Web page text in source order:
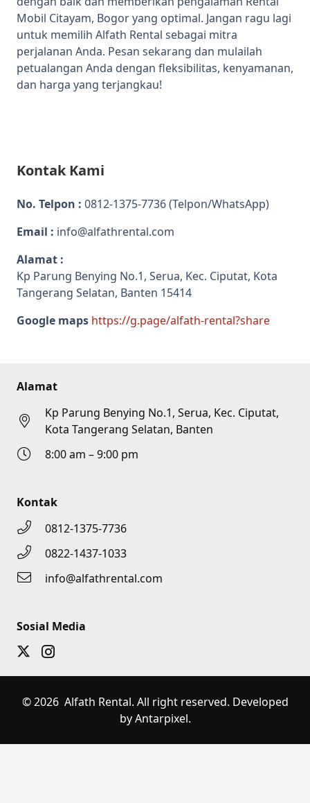
Mobil Citayam, Bogor yang optimal. Jangan ragu lagi
untuk memilih Alfath Rental sebagai mitra
perjalanan Anda. Pesan sekarang dan mulailah
petualangan Anda dengan fleksibilitas, kenyamanan,
dan harga yang terjangkau!
Kontak Kami
No. Telpon : 0812-1375-7736(Telpon/WhatsApp)
Email : info@alfathrental.com
Alamat :
Kp Parung Benying No.1, Serua, Kec. Ciputat, Kota
Tangerang Selatan, Banten 15414
Google maps https://g.page/alfath-rental?share
Alamat
Kp Parung Benying No.1, Serua, Kec. Ciputat,
Kota Tangerang Selatan, Banten
8:00 am – 9:00 pm
Kontak
0812-1375-7736
0822-1437-1033
info@alfathrental.com
Sosial Media
© 2026 Alfath Rental. All right reserved. Developed
by Antarpixel.